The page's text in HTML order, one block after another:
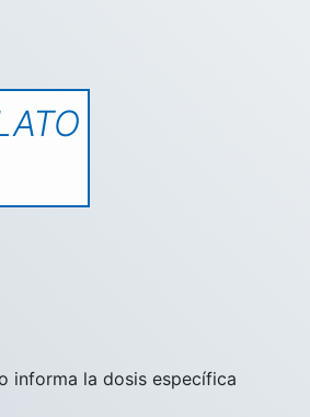
informa la dosis específica